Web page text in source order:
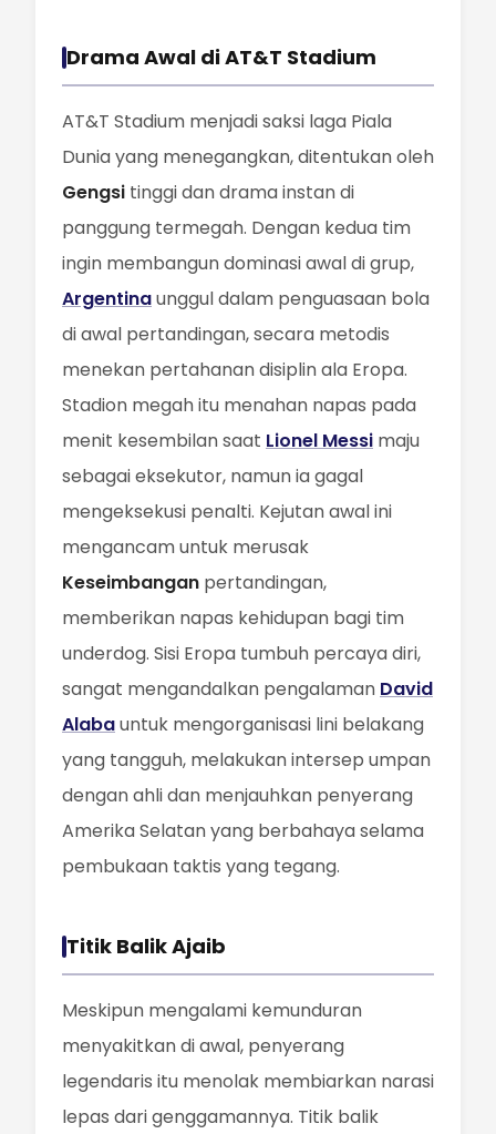
Drama Awal di AT&T Stadium
AT&T Stadium menjadi saksi laga Piala
Dunia yang menegangkan, ditentukan oleh
Gengsi tinggi dan drama instan di
panggung termegah. Dengan kedua tim
ingin membangun dominasi awal di grup,
Argentinaunggul dalam penguasaan bola
di awal pertandingan, secara metodis
menekan pertahanan disiplin ala Eropa.
Stadion megah itu menahan napas pada
menit kesembilan saat Lionel Messi maju
sebagai eksekutor, namun ia gagal
mengeksekusi penalti. Kejutan awal ini
mengancam untuk merusak
Keseimbangan pertandingan,
memberikan napas kehidupan bagi tim
underdog. Sisi Eropa tumbuh percaya diri,
sangat mengandalkan pengalaman David
Alabauntuk mengorganisasi lini belakang
yang tangguh, melakukan intersep umpan
dengan ahli dan menjauhkan penyerang
Amerika Selatan yang berbahaya selama
pembukaan taktis yang tegang.
Titik Balik Ajaib
Meskipun mengalami kemunduran
menyakitkan di awal, penyerang
legendaris itu menolak membiarkan narasi
lepas dari genggamannya. Titik balik